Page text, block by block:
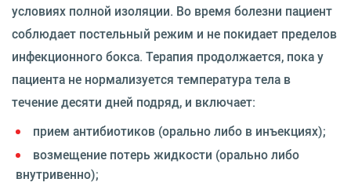
условиях полной изоляции. Во время болезни пациент
соблюдает постельный режим и не покидает пределов
инфекционного бокса. Терапия продолжается, пока у
пациента не нормализуется температура тела в
течение десяти дней подряд, и включает:
прием антибиотиков (орально либо в инъекциях);
возмещение потерь жидкости (орально либо
внутривенно);